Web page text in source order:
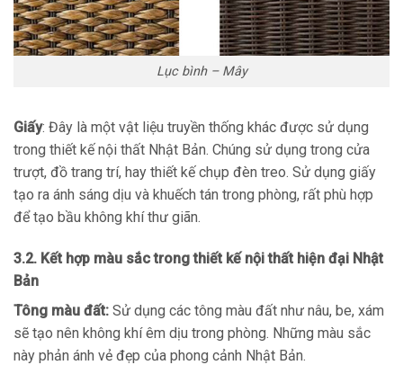
Lục bình – Mây
Giấy: Đây là một vật liệu truyền thống khác được sử dụng
trong thiết kế nội thất Nhật Bản. Chúng sử dụng trong cửa
trượt, đồ trang trí, hay thiết kế chụp đèn treo. Sử dụng giấy
tạo ra ánh sáng dịu và khuếch tán trong phòng, rất phù hợp
để tạo bầu không khí thư giãn.
3.2. Kết hợp màu sắc trong thiết kế nội thất hiện đại Nhật
Bản
Tông màu đất: Sử dụng các tông màu đất như nâu, be, xám
sẽ tạo nên không khí êm dịu trong phòng. Những màu sắc
này phản ánh vẻ đẹp của phong cảnh Nhật Bản.